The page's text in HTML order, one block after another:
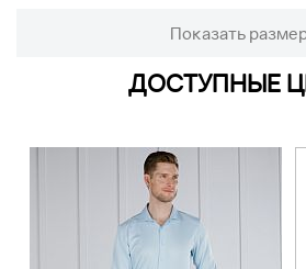
Показать
ДОСТУПНЫЕ